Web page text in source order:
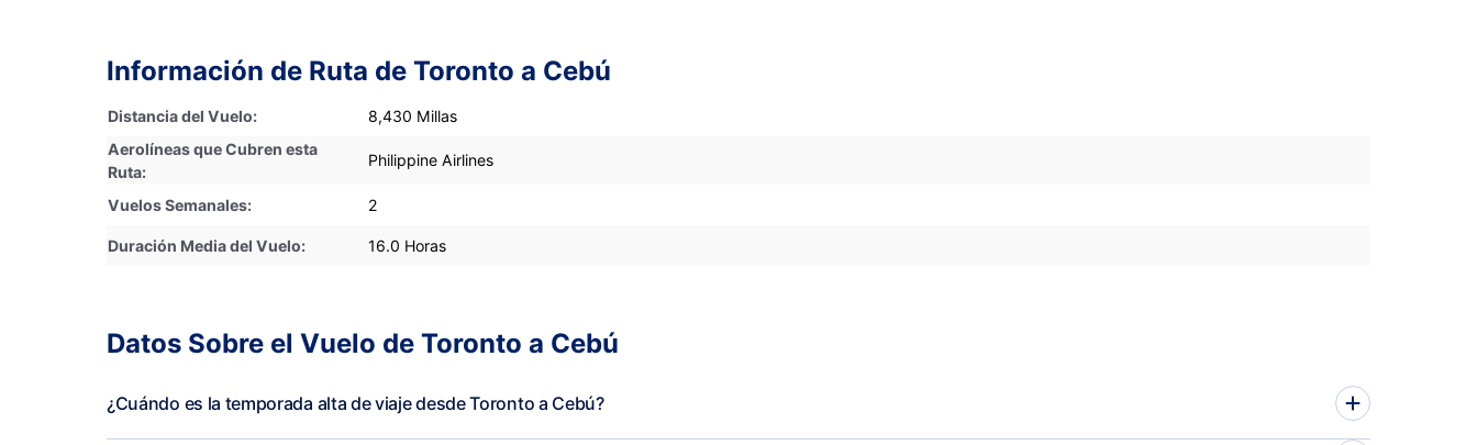
Información de Ruta de Toronto a Cebú
Distancia del Vuelo:
8,430 Millas
Aerolíneas que Cubren esta
Ruta:
Philippine Airlines
Vuelos Semanales: 2
Duración Media del Vuelo: 16.0 Horas
Datos Sobre el Vuelo de Toronto a Cebú
¿Cuándo es la temporada alta de viaje desde Toronto a Cebú?